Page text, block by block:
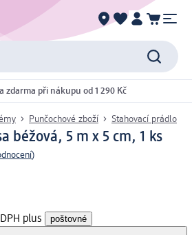
zdarma při nákupu od 1 290 Kč
Punčochové zboží Stahovací prádlo
béžová, 5 m x 5 cm, 1 ks
)
plus poštovné